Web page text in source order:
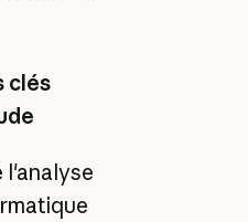
clés
l'analyse